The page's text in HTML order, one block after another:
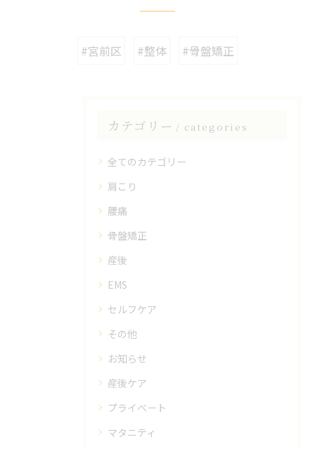
#宮前区 #整体 #骨盤矯正
カテゴリー categories
全てのカテゴリー
肩こり
腰痛
骨盤矯正
産後
EMS
セルフケア
その他
お知らせ
産後ケア
プライベート
マタニティ